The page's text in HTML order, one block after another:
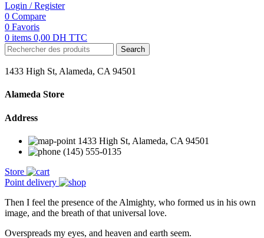
Login / Register
0 Compare
0 Favoris
0 items 0,00 DH TTC
Search
1433 High St, Alameda, CA 94501
Alameda Store
Address
1433 High St, Alameda, CA 94501
(145) 555-0135
Store
Point delivery
Then I feel the presence of the Almighty, who formed us in his own
image, and the breath of that universal love.
Overspreads my eyes, and heaven and earth seem.